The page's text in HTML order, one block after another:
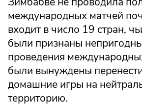
международных матчей
входит в число 19 стран,
были признаны
проведения
были вынуждены
домашние игры на
территорию.